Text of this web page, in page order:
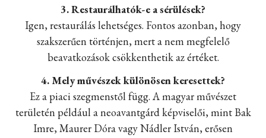
3. Restaurálhatók-e a sérülések?
Igen, restaurálás lehetséges. Fontos azonban, hogy
szakszerűen történjen, mert a nem megfelelő
beavatkozások csökkenthetik az értéket.
4. Mely művészek különösen keresettek?
Ez a piaci szegmenstől függ. A magyar művészet
területén például a neoavantgárd képviselői, mint Bak
Imre, Maurer Dóra vagy Nádler István, erősen